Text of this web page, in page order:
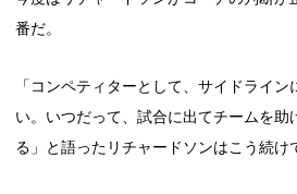
番だ。
「コンペティターとして、サイドライ
い。いつだって、試合に出てチームを助
る」と語ったリチャードソンはこう続け